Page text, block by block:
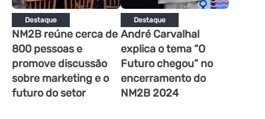
Destaque
NM2B reúne cerca de
800 pessoas e
promove discussão
sobre marketing e o
futuro do setor
Destaque
André Carvalhal
explica o tema “O
Futuro chegou” no
encerramento do
NM2B 2024